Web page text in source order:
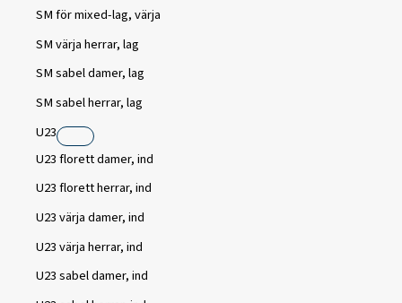
SM för mixed-lag, värja
SM värja herrar, lag
SM sabel damer, lag
SM sabel herrar, lag
U23
U23 florett damer, ind
U23 florett herrar, ind
U23 värja damer, ind
U23 värja herrar, ind
U23 sabel damer, ind